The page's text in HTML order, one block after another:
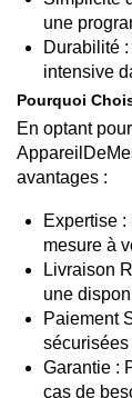
une
Durabilité
intensive
Pourquoi
En optant
avantages :​
Expertise
mesure à
Livraison
une
Paiement
sécurisées
Garantie :
cas de